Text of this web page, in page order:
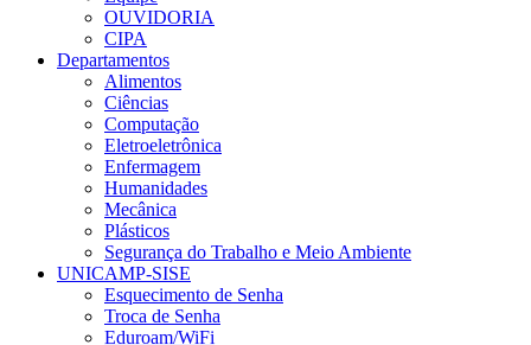
OUVIDORIA
CIPA
Departamentos
Alimentos
Ciências
Computação
Eletroeletrônica
Enfermagem
Humanidades
Mecânica
Plásticos
Segurança do Trabalho e Meio Ambiente
UNICAMP-SISE
Esquecimento de Senha
Troca de Senha
Eduroam/WiFi